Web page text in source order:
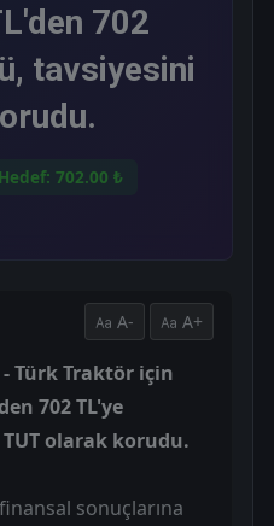
702
tavsiyesini
Hedef: 702.00 ₺
A- A+
- Türk Traktör için
702 TL'ye
olarak korudu.
sonuçlarına